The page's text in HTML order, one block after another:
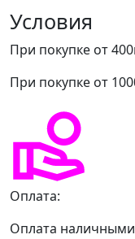
Условия
При покупке от
При покупке от
Оплата:
Оплата наличными